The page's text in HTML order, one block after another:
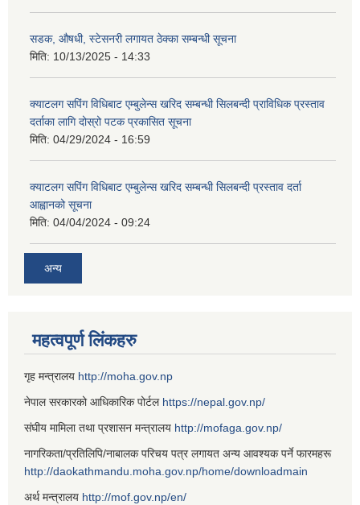
सडक, औषधी, स्टेसनरी लगायत ठेक्का सम्बन्धी सूचना
मिति: 10/13/2025 - 14:33
क्याटलग सपिंग विधिबाट एम्बुलेन्स खरिद सम्बन्धी सिलबन्दी प्राविधिक प्रस्ताव
दर्ताका लागि दोस्रो पटक प्रकासित सूचना
मिति: 04/29/2024 - 16:59
क्याटलग सपिंग विधिबाट एम्बुलेन्स खरिद सम्बन्धी सिलबन्दी प्रस्ताव दर्ता
आह्वानको सूचना
मिति: 04/04/2024 - 09:24
अन्य
महत्वपूर्ण लिंकहरु
गृह मन्त्रालय http://moha.gov.np
नेपाल सरकारको आधिकारिक पोर्टल https://nepal.gov.np/
संघीय मामिला तथा प्रशासन मन्त्रालय http://mofaga.gov.np/
नागरिकता/प्रतिलिपि/नाबालक परिचय पत्र लगायत अन्य आवश्यक पर्ने फारमहरू
http://daokathmandu.moha.gov.np/home/downloadmain
अर्थ मन्त्रालय http://mof.gov.np/en/